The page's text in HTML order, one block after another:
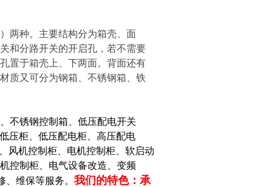
）两种。主要结构分为箱壳、面
和分路开关的开启孔，若不需要
置于箱壳上、下两面。背面还有
质又可分为钢箱、不锈钢箱、铁
不锈钢控制箱、低压配电开关
压柜、低压配电柜、高压配电
风机控制柜、电机控制柜、软启动
控制柜、电气设备改造、变频
维保等服务。 我们的特色：承